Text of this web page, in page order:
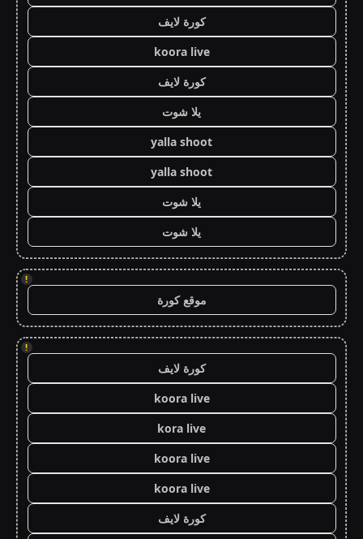
كورة لايف
koora live
كورة لايف
يلا شوت
yalla shoot
yalla shoot
يلا شوت
يلا شوت
!
موقع كورة
!
كورة لايف
koora live
kora live
koora live
koora live
كورة لايف